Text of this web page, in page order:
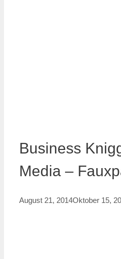
Business
Media –
August 21, 2014Oktober 15,